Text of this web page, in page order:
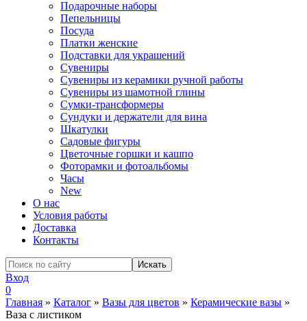
Подарочные наборы
Пепельницы
Посуда
Платки женские
Подставки для украшений
Сувениры
Сувениры из керамики ручной работы
Сувениры из шамотной глины
Сумки-трансформеры
Сундуки и держатели для вина
Шкатулки
Садовые фигуры
Цветочные горшки и кашпо
Фоторамки и фотоальбомы
Часы
New
О нас
Условия работы
Доставка
Контакты
Вход
0
Главная » Каталог » Вазы для цветов » Керамические вазы »
Ваза с листиком